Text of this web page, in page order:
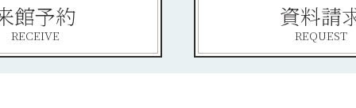
館予約
RECEIVE
資料請
REQUEST